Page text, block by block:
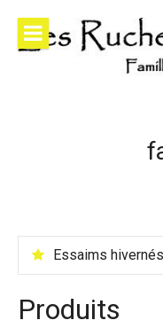
content
Produits